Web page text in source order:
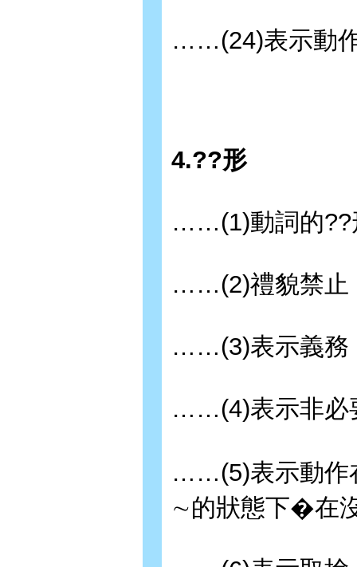
……(24)表示動
4.??形
……(1)動詞的??
……(2)禮貌禁止
……(3)表示義務
……(4)表示非必
……(5)表示動作
∼的狀態下�在